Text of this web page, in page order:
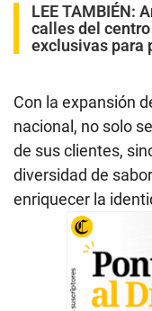
LEE TAMBIÉN:
calles del
exclusivas para
Con la expansión
nacional, no solo
de sus clientes,
diversidad de
enriquecer la